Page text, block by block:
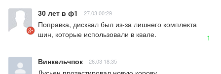
30 лет в ф1 27.03 00:29
Поправка, дисквал был из-за лишнего комплекта
шин, которые использовали в квале.
1
Винкельчпок 26.03 18:35